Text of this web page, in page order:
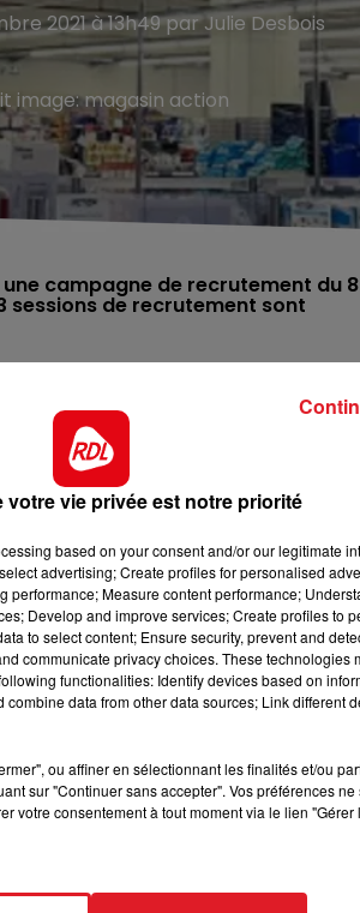
AIR D'ACCORDÉON
2021 à 13h49 par Julie Desbois
image:magasin action
campagne de recrutement du 8
sessions de recrutement sont
(62), la chaîne discount grandit sur
du Nord et du Pas-de-Calais. Une
Lens-Liévin.« Les
l’antenne régionale de l’ANAF
à Lens, mais aussi le 9
», écrit l’enseigne dans un
pour les magasins de la métropole
au magasin de Tourcoing.
recrutement par simulation, qui se
votre vie privée est notre priorité
based on your consent and/or our legitimate
advertising; Create profiles for personalised
Measure content performance;
Develop and improve services; Create profiles to
to select content; Ensure security, prevent and
communicate privacy choices. These technologies
functionalities: Identify devices based on
data from other data sources; Link different
ou affiner en sélectionnant les finalités et/ou
sur "Continuer sans accepter". Vos préférences
votre consentement à tout moment via le lien